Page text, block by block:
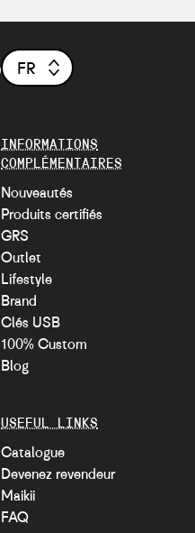
INFORMATIONS
COMPLÉMENTAIRES
Nouveautés
Produits certifiés
GRS
Outlet
Lifestyle
Brand
Clés USB
100% Custom
Blog
USEFUL LINKS
Catalogue
Devenez revendeur
Maikii
FAQ
FR